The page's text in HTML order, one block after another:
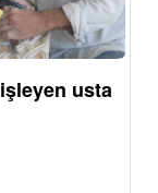
usta